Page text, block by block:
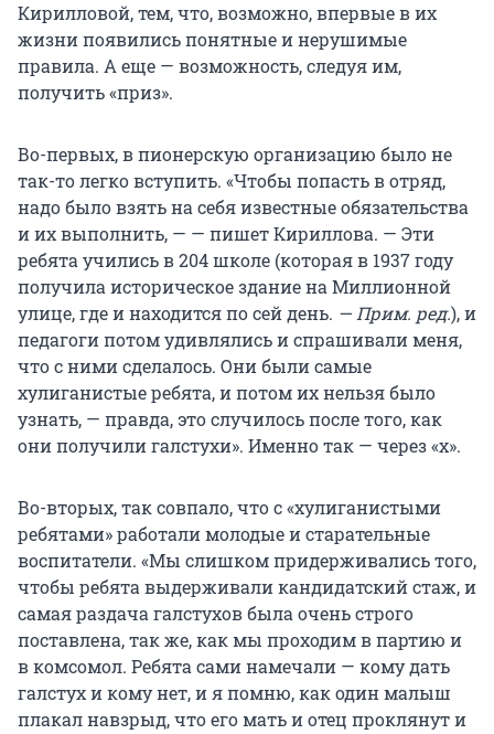
Кирилловой, тем, что, возможно, впервые в их
жизни появились понятные и нерушимые
правила. А еще — возможность, следуя им,
получить «приз».
Во-первых, в пионерскую организацию было не
так-то легко вступить. «Чтобы попасть в отряд,
надо было взять на себя известные обязательства
и их выполнить, — — пишет Кириллова. — Эти
ребята учились в 204 школе (которая в 1937 году
получила историческое здание на Миллионной
улице, где и находится по сей день. — Прим. ред.), и
педагоги потом удивлялись и спрашивали меня,
что с ними сделалось. Они были самые
хулиганистые ребята, и потом их нельзя было
узнать, — правда, это случилось после того, как
они получили галстухи». Именно так — через «х».
Во-вторых, так совпало, что с «хулиганистыми
ребятами» работали молодые и старательные
воспитатели. «Мы слишком придерживались того,
чтобы ребята выдерживали кандидатский стаж, и
самая раздача галстухов была очень строго
поставлена, так же, как мы проходим в партию и
в комсомол. Ребята сами намечали — кому дать
галстух и кому нет, и я помню, как один малыш
плакал навзрыд, что его мать и отец проклянут и